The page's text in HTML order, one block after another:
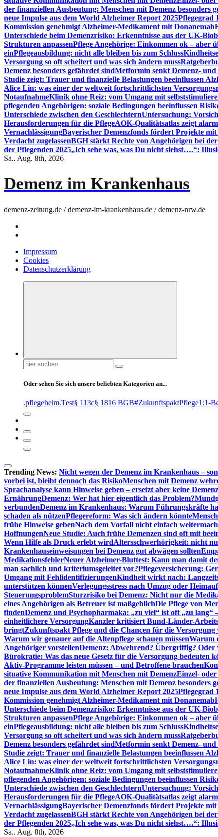
der finanziellen Ausbeutung: Menschen mit Demenz besonders
neue Impulse aus dem World Alzheimer Report 2025Pflegegrad
Kommission genehmigt Alzheimer-Medikament mit Donanemab
Unterschiede beim Demenzrisiko: Erkenntnisse aus der UK-
Strukturen anpassenPflege Angehörige: Einkommen ok – aber
einPflegeausbildung: nicht alle bleiben bis zum Schluss
Versorgung so oft scheitert und was sich ändern muss
Demenz besonders gefährdet sindMetformin senkt Demenz-
Studie zeigt: Trauer und finanzielle Belastungen beeinflussen
Alice Lin: was einer der weltweit fortschrittlichsten
NotaufnahmeKlinik ohne Reiz: vom Umgang mit
pflegenden Angehörigen: soziale Bedingungen beeinflussen
Unterschiede zwischen den GeschlechternUntersuchung:
Herausforderungen für die PflegeAOK-Qualitätsatlas zeigt
VernachlässigungBayerischer Demenzfonds fördert Projekte mit
Verdacht zugelassenBGH stärkt Rechte von Angehörigen bei
der Pflegenden 2025„Ich sehe was, was Du nicht siehst….“:
Sa.. Aug. 8th, 2026
Demenz im Krankenhaus
demenz-zeitung.de / demenz-im-krankenhaus.de / demenz-nrw.de
Impressum
Cookies
Datenschutzerklärung
Suchen
nach:
Oder sehen Sie sich unsere beliebten Kategorien an...
.pflegeheim.Test§ 113c§ 1816 BGB#ZukunftspaktPflege1:1-
Trending News: Nicht wegen der Demenz im Krankenhaus –
vorbei ist, bleibt dennoch das RisikoMenschen mit Demenz
Sprachanalyse kann Hinweise geben – ersetzt aber keine
ErnährungDemenz: Wer hat hier eigentlich das Problem?
verbundenDemenz im Krankenhaus: Warum Führungskräfte
schaden als nützenPflegereform: Was sich ändern könnte
frühe Hinweise gebenNach dem Vorfall nicht einfach
HoffnungenNeue Studie: Auch frühe Demenzen sind oft mit
Wenn Hilfe als Druck erlebt wirdAltersschwerhörigkeit: nicht
Krankenhauseinweisungen bei Demenz gut abwägen sollten
MedikationsfehlerNeuer Alzheimer-Bluttest: Kann man damit
man sachlich und kriteriumsgeleitet vor?Pflegeversicherung:
Umgang mit FehlidentifizierungenKindheit wirkt nach:
unterstützen könnenVerlegungsstress nach Umzug oder
SteuerungsproblemSturzrisiko bei Demenz: Nicht nur die
eines Angehörigen als Betreuer ist maßgeblichDie Pflege von
findenDemenz und Psychopharmaka: „zu viel“ ist oft „zu lang“
einheitlichere VersorgungKanzler kritisiert Bund-Länder-
bringtZukunftspakt Pflege und die Chancen für die Versorgung
Warum wir genauer auf die Altenpflege schauen müssenWarum
Angehöriger vorstellenDemenz: Abwehrend? Übergriffig? Oder
Bürokratie: Was das neue Gesetz für die Versorgung bedeuten
Aktiv-Programme leisten müssen – und Betroffene brauchen
situative Kommunikation mit Menschen mit DemenzEinzel- oder
der finanziellen Ausbeutung: Menschen mit Demenz besonders
neue Impulse aus dem World Alzheimer Report 2025Pflegegrad
Kommission genehmigt Alzheimer-Medikament mit Donanemab
Unterschiede beim Demenzrisiko: Erkenntnisse aus der UK-
Strukturen anpassenPflege Angehörige: Einkommen ok – aber
einPflegeausbildung: nicht alle bleiben bis zum Schluss
Versorgung so oft scheitert und was sich ändern muss
Demenz besonders gefährdet sindMetformin senkt Demenz-
Studie zeigt: Trauer und finanzielle Belastungen beeinflussen
Alice Lin: was einer der weltweit fortschrittlichsten
NotaufnahmeKlinik ohne Reiz: vom Umgang mit
pflegenden Angehörigen: soziale Bedingungen beeinflussen
Unterschiede zwischen den GeschlechternUntersuchung:
Herausforderungen für die PflegeAOK-Qualitätsatlas zeigt
VernachlässigungBayerischer Demenzfonds fördert Projekte mit
Verdacht zugelassenBGH stärkt Rechte von Angehörigen bei
der Pflegenden 2025„Ich sehe was, was Du nicht siehst….“:
Sa.. Aug. 8th, 2026